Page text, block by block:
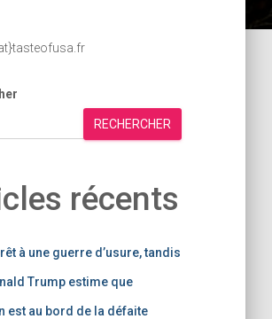
RECHERCHER
récents
à une guerre d’usure, tandis
Trump estime que
est au bord de la défaite